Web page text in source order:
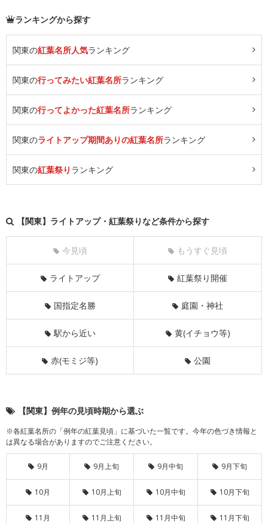
ランキングから探す
関東の紅葉名所人気ランキング
関東の行ってみたい紅葉名所ランキング
関東の行ってよかった紅葉名所ランキング
関東のライトアップ期間ありの紅葉名所ランキング
関東の紅葉祭り ランキング
【関東】ライトアップ・紅葉祭りなど条件から探す
今見頃 もうすぐ見頃
ライトアップ 紅葉祭り開催
国指定名勝 庭園・神社
駅から近い 黄(イチョウ等)
赤(モミジ等) 公園
【関東】例年の見頃時期から選ぶ
※各紅葉名所の「例年の紅葉見頃」に基づいた一覧です。今年の色づき情報と
は異なる場合がありますのでご注意ください。
9月 9月上旬 9月中旬 9月下旬
10月 10月上旬 10月中旬 10月下旬
11月 11月上旬 11月中旬 11月下旬